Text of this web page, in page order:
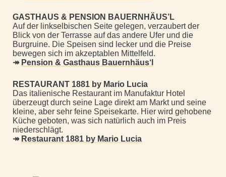
GASTHAUS & PENSION BAUERNHÄUS’L
Auf der linkselbischen Seite gelegen, verzaubert der
Blick von der Terrasse auf das andere Ufer und die
Burgruine. Die Speisen sind lecker und die Preise
bewegen sich im akzeptablen Mittelfeld.
↠ Pension & Gasthaus Bauernhäus‘l
RESTAURANT 1881 by Mario Lucia
Das italienische Restaurant im Manufaktur Hotel
überzeugt durch seine Lage direkt am Markt und seine
kleine, aber sehr feine Speisekarte. Hier wird gehobene
Küche geboten, was sich natürlich auch im Preis
niederschlägt.
↠ Restaurant 1881 by Mario Lucia